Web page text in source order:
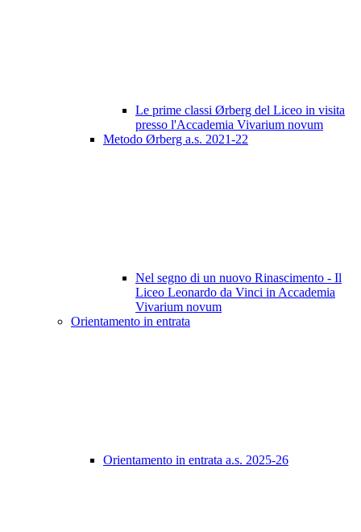
Le prime classi Ørberg del Liceo in visita
presso l'Accademia Vivarium novum
Metodo Ørberg a.s. 2021-22
Nel segno di un nuovo Rinascimento - Il
Liceo Leonardo da Vinci in Accademia
Vivarium novum
Orientamento in entrata
Orientamento in entrata a.s. 2025-26